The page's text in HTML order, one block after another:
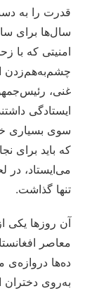
قدرت را به
سال‌ها برای
امنیتی که با
چشم‌به‌هم‌زدن
غنی،
ایستادگی
سوی بسیاری
که باید برای
می‌ایستاد، در
تنها گذاشت.
آن روزها یکی
معاصر
ده‌ها دروازه‌ی
به‌روی دختران